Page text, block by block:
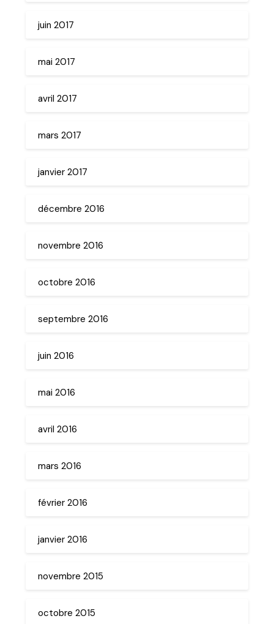
juin 2017
mai 2017
avril 2017
mars 2017
janvier 2017
décembre 2016
novembre 2016
octobre 2016
septembre 2016
juin 2016
mai 2016
avril 2016
mars 2016
février 2016
janvier 2016
novembre 2015
octobre 2015